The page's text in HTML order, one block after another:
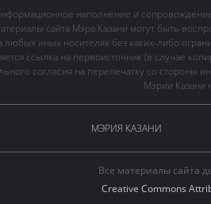
наполнение и
сайта Мэра Казани могут быть
любых иных носителях без каких-либо
ссылка на первоисточник (в случае
согласия на перепечатку со стороны
Мэрии Казани
МЭРИЯ КАЗАНИ
Все материалы сайта
Creative Commons